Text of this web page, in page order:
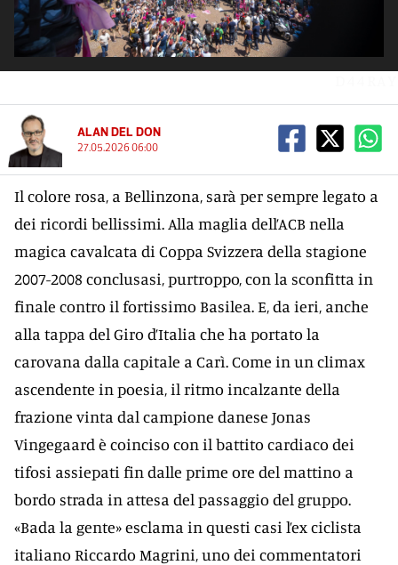
ALAN DEL DON
27.05.2026 06:00
Il colore rosa, a Bellinzona, sarà per sempre legato a
dei ricordi bellissimi. Alla maglia dell’ACB nella
magica cavalcata di Coppa Svizzera della stagione
2007-2008 conclusasi, purtroppo, con la sconfitta in
finale contro il fortissimo Basilea. E, da ieri, anche
alla tappa del Giro d’Italia che ha portato la
carovana dalla capitale a Carì. Come in un climax
ascendente in poesia, il ritmo incalzante della
frazione vinta dal campione danese Jonas
Vingegaard è coinciso con il battito cardiaco dei
tifosi assiepati fin dalle prime ore del mattino a
bordo strada in attesa del passaggio del gruppo.
«Bada la gente» esclama in questi casi l’ex ciclista
italiano Riccardo Magrini, uno dei commentatori